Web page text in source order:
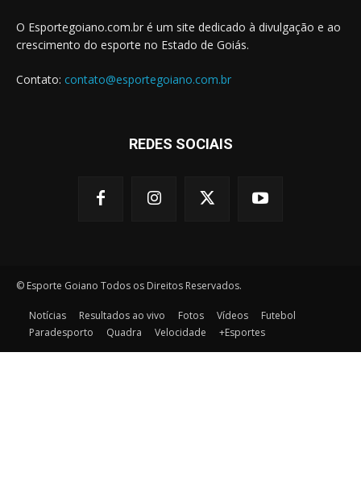
O Esportegoiano.com.br é um site dedicado à divulgação e ao
crescimento do esporte no Estado de Goiás.
Contato: contato@esportegoiano.com.br
REDES SOCIAIS
© Esporte Goiano Todos os Direitos Reservados.
Notícias Resultados ao vivo Fotos Vídeos
Futebol
Paradesporto
Quadra Velocidade +Esportes